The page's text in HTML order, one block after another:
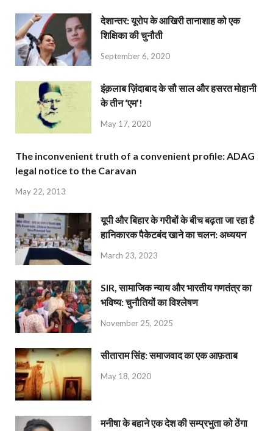
देशान्‍तर: यूरोप के आखिरी तानाशाह को एक
शिक्षिका की चुनौती
September 6, 2020
इंक़लाब ज़िंदाबाद के सौ साल और हसरत मोहानी
के तीन ‘एम’!
May 17, 2020
The inconvenient truth of a convenient profile: ADAG
legal notice to the Caravan
May 22, 2013
यूपी और बिहार के गरीबों के बीच बढ़ता जा रहा है
हानिकारक पैकेटबंद खाने का चलन: अध्ययन
March 23, 2023
SIR, सामाजिक न्याय और भारतीय गणतंत्र का
भविष्य: चुनौतियों का विश्लेषण
November 25, 2025
सीताराम सिंह: समाजवाद का एक आफ़ताब
May 18, 2020
मनीषा के बहाने एक देश की सम्प्रभुता को ठेंगा